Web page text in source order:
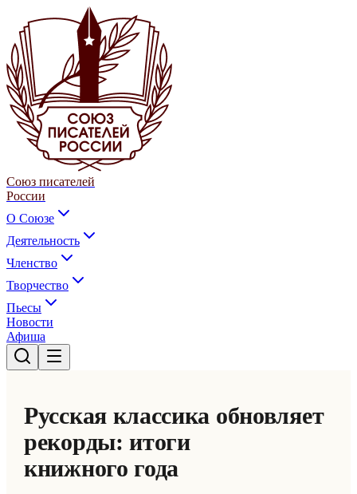
Союз писателей
России
О Союзе
Деятельность
Членство
Творчество
Пьесы
Новости
Афиша
Русская классика обновляет
рекорды: итоги
книжного года